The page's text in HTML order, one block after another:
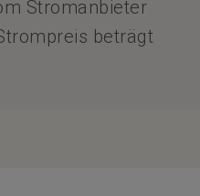
Stromanbieter
beträgt